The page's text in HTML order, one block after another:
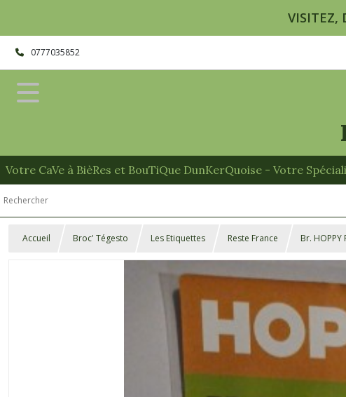
VISITEZ,
0777035852
Votre CaVe à BièRes et BouTiQue DunKerQuoise - Votre
Accueil Broc' Tégesto Les Etiquettes Reste France Br. HOPPY